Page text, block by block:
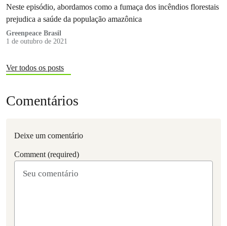
Neste episódio, abordamos como a fumaça dos incêndios florestais
prejudica a saúde da população amazônica
Greenpeace Brasil
1 de outubro de 2021
Ver todos os posts
Comentários
Deixe um comentário
Comment (required)